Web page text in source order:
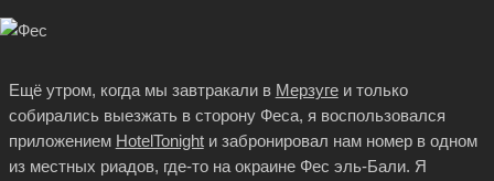
Ещё утром, когда мы завтракали в Мерзугеи только
собирались выезжать в сторону Феса, я воспользовался
приложением HotelTonightи забронировал нам номер в одном
из местных риадов, где-тона окраине Фес эль-Бали. Я